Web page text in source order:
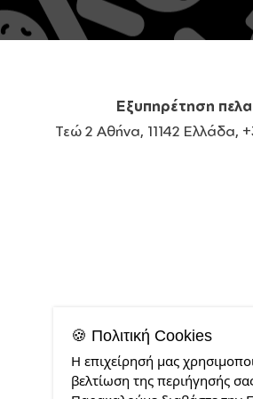
Εξυπηρέτηση
Τεώ 2 Αθήνα, 11142 Ελλάδα,
🍪 Πολιτική Cookies
Η επιχείρησή μας
βελτίωση της περιήγησής